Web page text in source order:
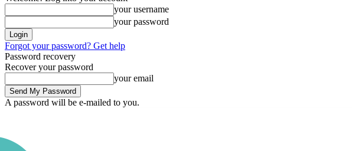
your username
your password
Forgot your password? Get help
Password recovery
Recover your password
your email
A password will be e-mailed to you.